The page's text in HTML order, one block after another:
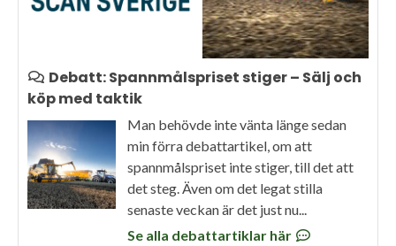
Debatt: Spannmålspriset stiger – Sälj och
köp med taktik
Man behövde inte vänta länge sedan
min förra debattartikel, om att
spannmålspriset inte stiger, till det att
det steg. Även om det legat stilla
senaste veckan är det just nu...
Se alla debattartiklar här